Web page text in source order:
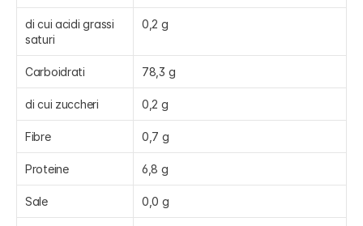
di cui acidi grassi
saturi
0,2 g
Carboidrati 78,3 g
di cui zuccheri 0,2 g
Fibre 0,7 g
Proteine 6,8 g
Sale 0,0 g